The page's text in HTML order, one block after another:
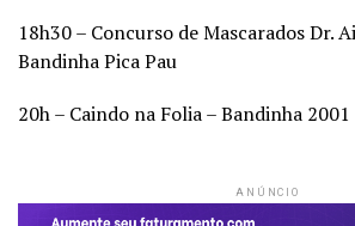
18h30 – Concurso de Mascarados Dr.
Bandinha Pica Pau
20h – Caindo na Folia – Bandinha 2001
ANÚNCIO